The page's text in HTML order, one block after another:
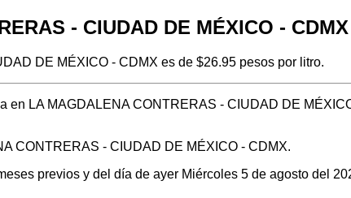
- CIUDAD DE MÉXICO - CDMX
DE MÉXICO - CDMX es de $26.95 pesos por litro.
en LA MAGDALENA CONTRERAS - CIUDAD DE
CONTRERAS - CIUDAD DE MÉXICO - CDMX.
previos y del día de ayer Miércoles 5 de agosto del